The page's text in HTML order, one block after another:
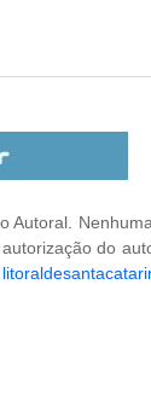
Autoral.
do